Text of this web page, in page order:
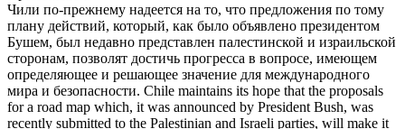
Чили по-прежнему надеется на то, что предложения по тому
плану действий, который, как было объявлено президентом
Бушем, был недавно представлен палестинской и израильской
сторонам, позволят достичь прогресса в вопросе, имеющем
определяющее и решающее значение для международного
мира и безопасности. Chile maintains its hope that the proposals
for a road map which, it was announced by President Bush, was
recently submitted to the Palestinian and Israeli parties, will make it